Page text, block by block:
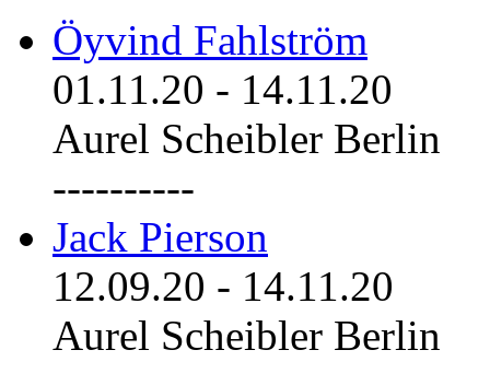
Öyvind Fahlström
01.11.20 - 14.11.20
Aurel Scheibler Berlin
----------
Jack Pierson
12.09.20 - 14.11.20
Aurel Scheibler Berlin